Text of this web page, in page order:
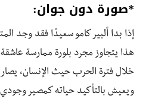
*صورة دون جوان:
إذا بدا ألبير كامو سعيدًا فقد وجد
هذا يتجاوز مجرد بلورة ممارسة عاشقة
خلال فترة الحرب حيث الإنسان،
ويعيش بالتأكيد حياته كمصير